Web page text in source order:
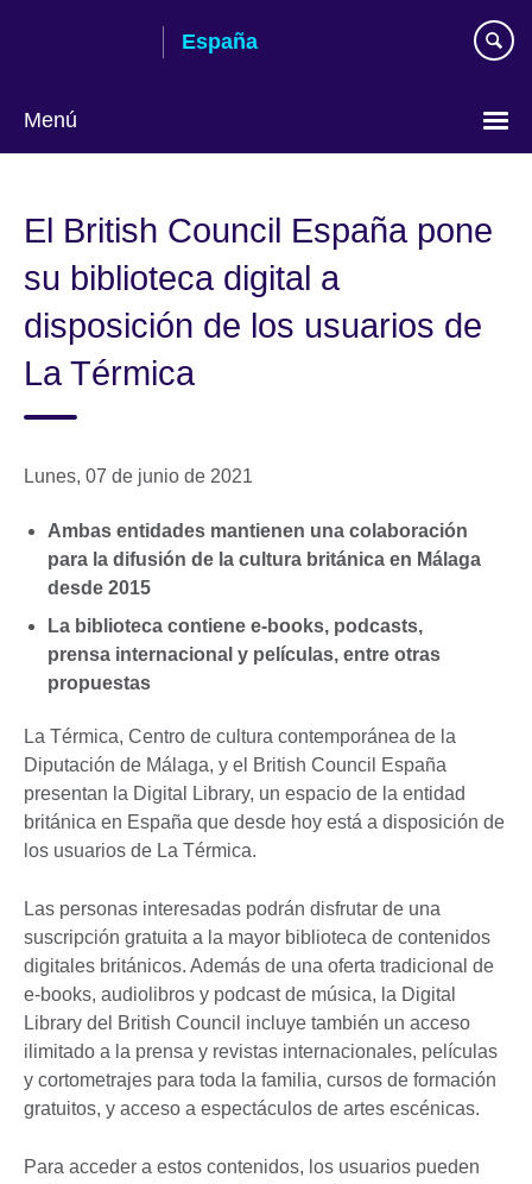
España
Menú
El British Council España pone
su biblioteca digital a
disposición de los usuarios de
La Térmica
Lunes, 07 de junio de 2021
Ambas entidades mantienen una colaboración
para la difusión de la cultura británica en Málaga
desde 2015
La biblioteca contiene e-books, podcasts,
prensa internacional y películas, entre otras
propuestas
La Térmica, Centro de cultura contemporánea de la
Diputación de Málaga, y el British Council España
presentan la Digital Library, un espacio de la entidad
británica en España que desde hoy está a disposición de
los usuarios de La Térmica.
Las personas interesadas podrán disfrutar de una
suscripción gratuita a la mayor biblioteca de contenidos
digitales británicos. Además de una oferta tradicional de
e-books, audiolibros y podcast de música, la Digital
Library del British Council incluye también un acceso
ilimitado a la prensa y revistas internacionales, películas
y cortometrajes para toda la familia, cursos de formación
gratuitos, y acceso a espectáculos de artes escénicas.
Para acceder a estos contenidos, los usuarios pueden